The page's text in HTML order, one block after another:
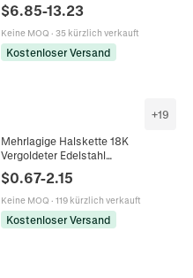
Singapore Wasserwelle
$6.85-13.23
Keine MOQ · 35 kürzlich verkauft
Kostenloser Versand
+19
Mehrlagige Halskette 18K
Vergoldeter Edelstahl
Schlangenkette Elegant Herz
Künstliche Perle Zirkonia Anhänger
Für Damen Ästhetik
$0.67-2.15
Keine MOQ · 119 kürzlich verkauft
Kostenloser Versand